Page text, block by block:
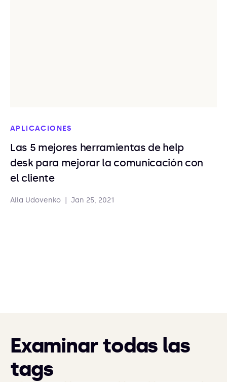
APLICACIONES
Las 5 mejores herramientas de help
desk para mejorar la comunicación con
el cliente
Alla Udovenko Jan 25, 2021
Examinar todas las
tags